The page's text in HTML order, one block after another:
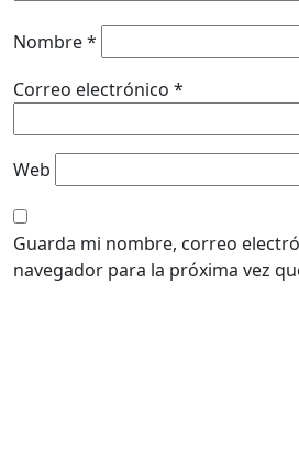
Nombre*
Correo electrónico *
Web
Guarda mi nombre, correo
navegador para la próxima vez